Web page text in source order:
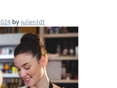
by julienldt